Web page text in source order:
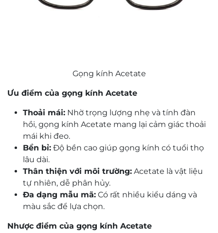
Gọng kính Acetate
Ưu điểm của gọng kính Acetate
Thoải mái: Nhờ trọng lượng nhẹ và tính đàn
hồi, gọng kính Acetate mang lại cảm giác thoải
mái khi đeo.
Bền bỉ: Độ bền cao giúp gọng kính có tuổi thọ
lâu dài.
Thân thiện với môi trường: Acetate là vật liệu
tự nhiên, dễ phân hủy.
Đa dạng mẫu mã: Có rất nhiều kiểu dáng và
màu sắc để lựa chọn.
Nhược điểm của gọng kính Acetate